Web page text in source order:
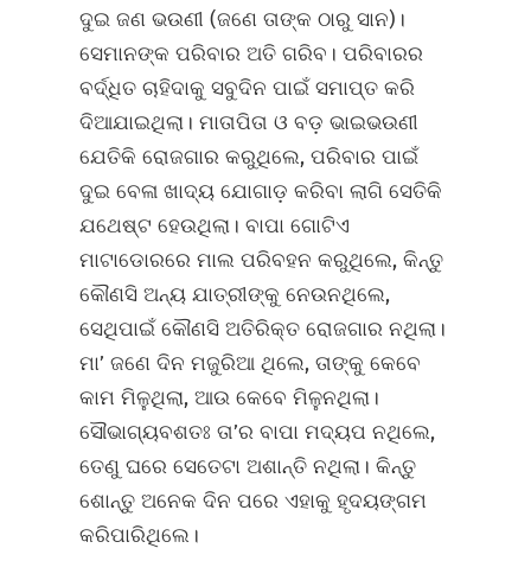
ଦୁଇ ଜଣ ଭଉଣୀ (ଜଣେ ତାଙ୍କ ଠାରୁ ସାନ)।
ସେମାନଙ୍କ ପରିବାର ଅତି ଗରିବ। ପରିବାରର
ବର୍ଦ୍ଧିତ ଚାହିଦାକୁ ସବୁଦିନ ପାଇଁ ସମାପ୍ତ କରି
ଦିଆଯାଇଥିଲା। ମାତାପିତା ଓ ବଡ଼ ଭାଇଭଉଣୀ
ଯେତିକି ରୋଜଗାର କରୁଥିଲେ, ପରିବାର ପାଇଁ
ଦୁଇ ବେଳା ଖାଦ୍ୟ ଯୋଗାଡ଼ କରିବା ଲାଗି ସେତିକି
ଯଥେଷ୍ଟ ହେଉଥିଲା। ବାପା ଗୋଟିଏ
ମାଟାଡୋରରେ ମାଲ ପରିବହନ କରୁଥିଲେ, କିନ୍ତୁ
କୌଣସି ଅନ୍ୟ ଯାତ୍ରୀଙ୍କୁ ନେଉନଥିଲେ,
ସେଥିପାଇଁ କୌଣସି ଅତିରିକ୍ତ ରୋଜଗାର ନଥିଲା।
ମା’ ଜଣେ ଦିନ ମଜୁରିଆ ଥିଲେ, ତାଙ୍କୁ କେବେ
କାମ ମିଳୁଥିଲା, ଆଉ କେବେ ମିଳୁନଥିଲା।
ସୌଭାଗ୍ୟବଶତଃ ତା’ର ବାପା ମଦ୍ୟପ ନଥିଲେ,
ତେଣୁ ଘରେ ସେତେଟା ଅଶାନ୍ତି ନଥିଲା। କିନ୍ତୁ
ଶୋନ୍ତୁ ଅନେକ ଦିନ ପରେ ଏହାକୁ ହୃଦୟଙ୍ଗମ
କରିପାରିଥିଲେ।